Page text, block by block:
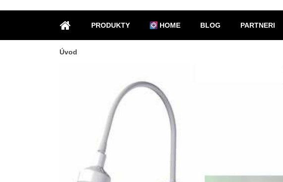
ÚVOD
PRODUKTY HOME BLOG PARTNERI
Úvod